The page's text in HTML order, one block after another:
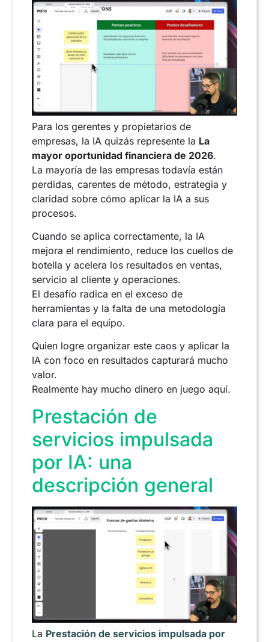
Para los gerentes y propietarios de
empresas, la IA quizás represente la La
mayor oportunidad financiera de 2026.
La mayoría de las empresas todavía están
perdidas, carentes de método, estrategia y
claridad sobre cómo aplicar la IA a sus
procesos.
Cuando se aplica correctamente, la IA
mejora el rendimiento, reduce los cuellos de
botella y acelera los resultados en ventas,
servicio al cliente y operaciones.
El desafío radica en el exceso de
herramientas y la falta de una metodología
clara para el equipo.
Quien logre organizar este caos y aplicar la
IA con foco en resultados capturará mucho
valor.
Realmente hay mucho dinero en juego aquí.
Prestación de
servicios impulsada
por IA: una
descripción general
La Prestación de servicios impulsada por